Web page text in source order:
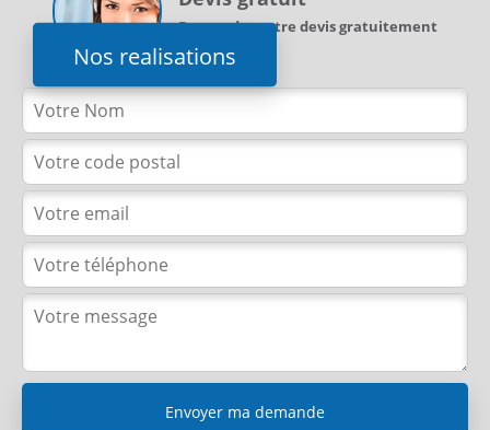
Nos realisations
Demandez votre devis gratuitement